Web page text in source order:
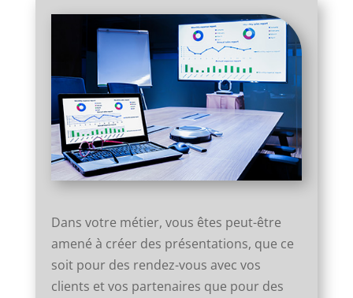
Dans votre métier, vous êtes peut-être
amené à créer des présentations, que ce
soit pour des rendez-vous avec vos
clients et vos partenaires que pour des